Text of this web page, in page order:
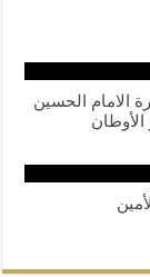
الامام الحسين